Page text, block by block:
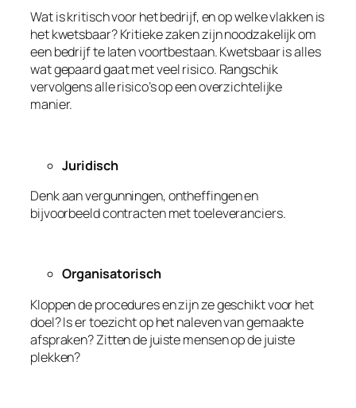
Wat is kritisch voor het bedrijf, en op welke vlakken is
het kwetsbaar? Kritieke zaken zijn noodzakelijk om
een bedrijf te laten voortbestaan. Kwetsbaar is alles
wat gepaard gaat met veel risico. Rangschik
vervolgens alle risico’s op een overzichtelijke
manier.
Juridisch
Denk aan vergunningen, ontheffingen en
bijvoorbeeld contracten met toeleveranciers.
Organisatorisch
Kloppen de procedures en zijn ze geschikt voor het
doel? Is er toezicht op het naleven van gemaakte
afspraken? Zitten de juiste mensen op de juiste
plekken?